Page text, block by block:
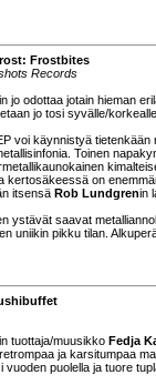
Frostbites
Records
jo odottaa jotain hieman
jo tosi syvälle/
voi käynnistyä tietenkään
Toinen
kertosäkeessä on
itsensä Rob Lundgrenin
ystävät saavat
uniikin pikku tilan.
tuottaja/muusikko Fedja
ja karsitumpaa
puolella ja tuore